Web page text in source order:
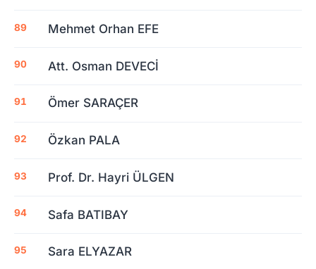
Mehmet Orhan EFE
Att. Osman DEVECİ
Ömer SARAÇER
Özkan PALA
Prof. Dr. Hayri ÜLGEN
Safa BATIBAY
Sara ELYAZAR